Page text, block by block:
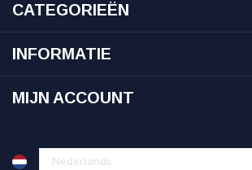
CATEGORIEËN
INFORMATIE
MIJN ACCOUNT